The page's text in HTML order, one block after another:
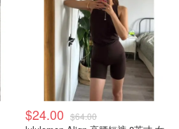
$24.00 $64.00